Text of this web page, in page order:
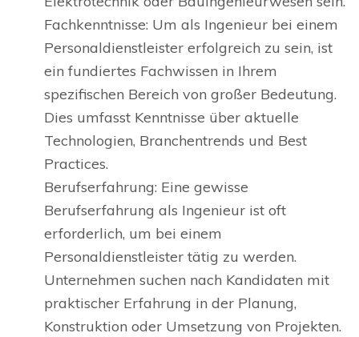
Fachkenntnisse: Um als Ingenieur bei einem
Personaldienstleister erfolgreich zu sein, ist
ein fundiertes Fachwissen in Ihrem
spezifischen Bereich von großer Bedeutung.
Dies umfasst Kenntnisse über aktuelle
Technologien, Branchentrends und Best
Practices.
Berufserfahrung: Eine gewisse
Berufserfahrung als Ingenieur ist oft
erforderlich, um bei einem
Personaldienstleister tätig zu werden.
Unternehmen suchen nach Kandidaten mit
praktischer Erfahrung in der Planung,
Konstruktion oder Umsetzung von Projekten.